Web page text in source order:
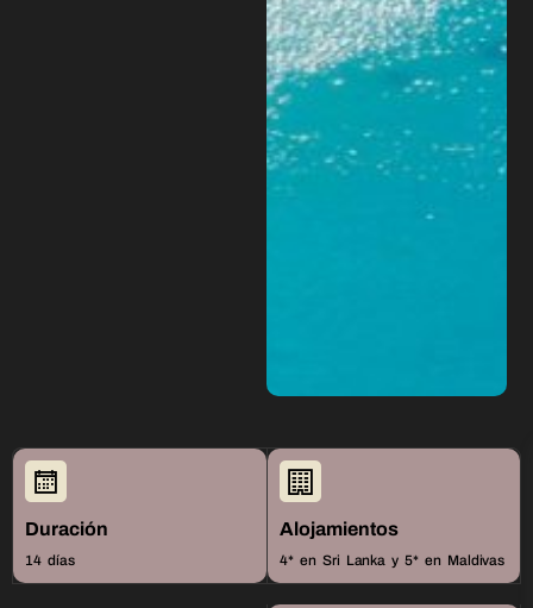
Duración
14 días
Alojamientos
4* en Sri Lanka y 5* en Maldivas